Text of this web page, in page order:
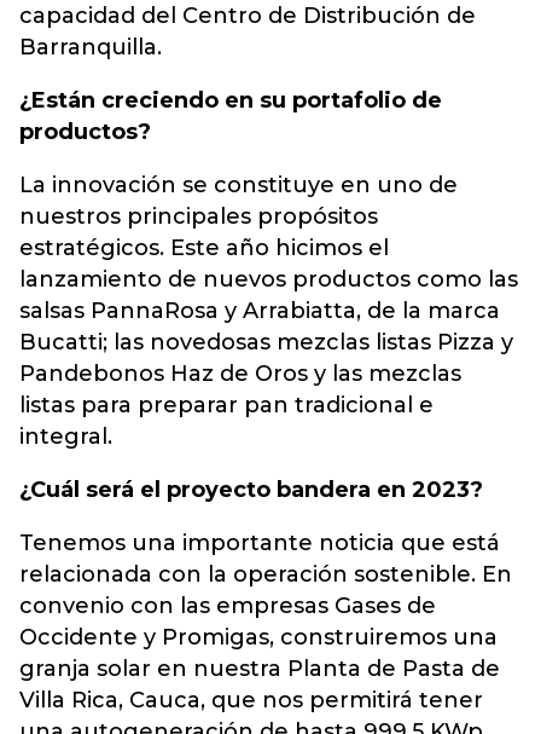
capacidad del Centro de Distribución de
Barranquilla.
¿Están creciendo en su portafolio de
productos?
La innovación se constituye en uno de
nuestros principales propósitos
estratégicos. Este año hicimos el
lanzamiento de nuevos productos como las
salsas PannaRosa y Arrabiatta, de la marca
Bucatti; las novedosas mezclas listas Pizza y
Pandebonos Haz de Oros y las mezclas
listas para preparar pan tradicional e
integral.
¿Cuál será el proyecto bandera en 2023?
Tenemos una importante noticia que está
relacionada con la operación sostenible. En
convenio con las empresas Gases de
Occidente y Promigas, construiremos una
granja solar en nuestra Planta de Pasta de
Villa Rica, Cauca, que nos permitirá tener